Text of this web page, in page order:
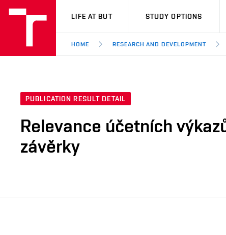
VUT
LIFE AT BUT STUDY OPTIONS
HOME RESEARCH AND DEVELOPMENT
PUBLICATION RESULT DETAIL
Relevance účetních
závěrky